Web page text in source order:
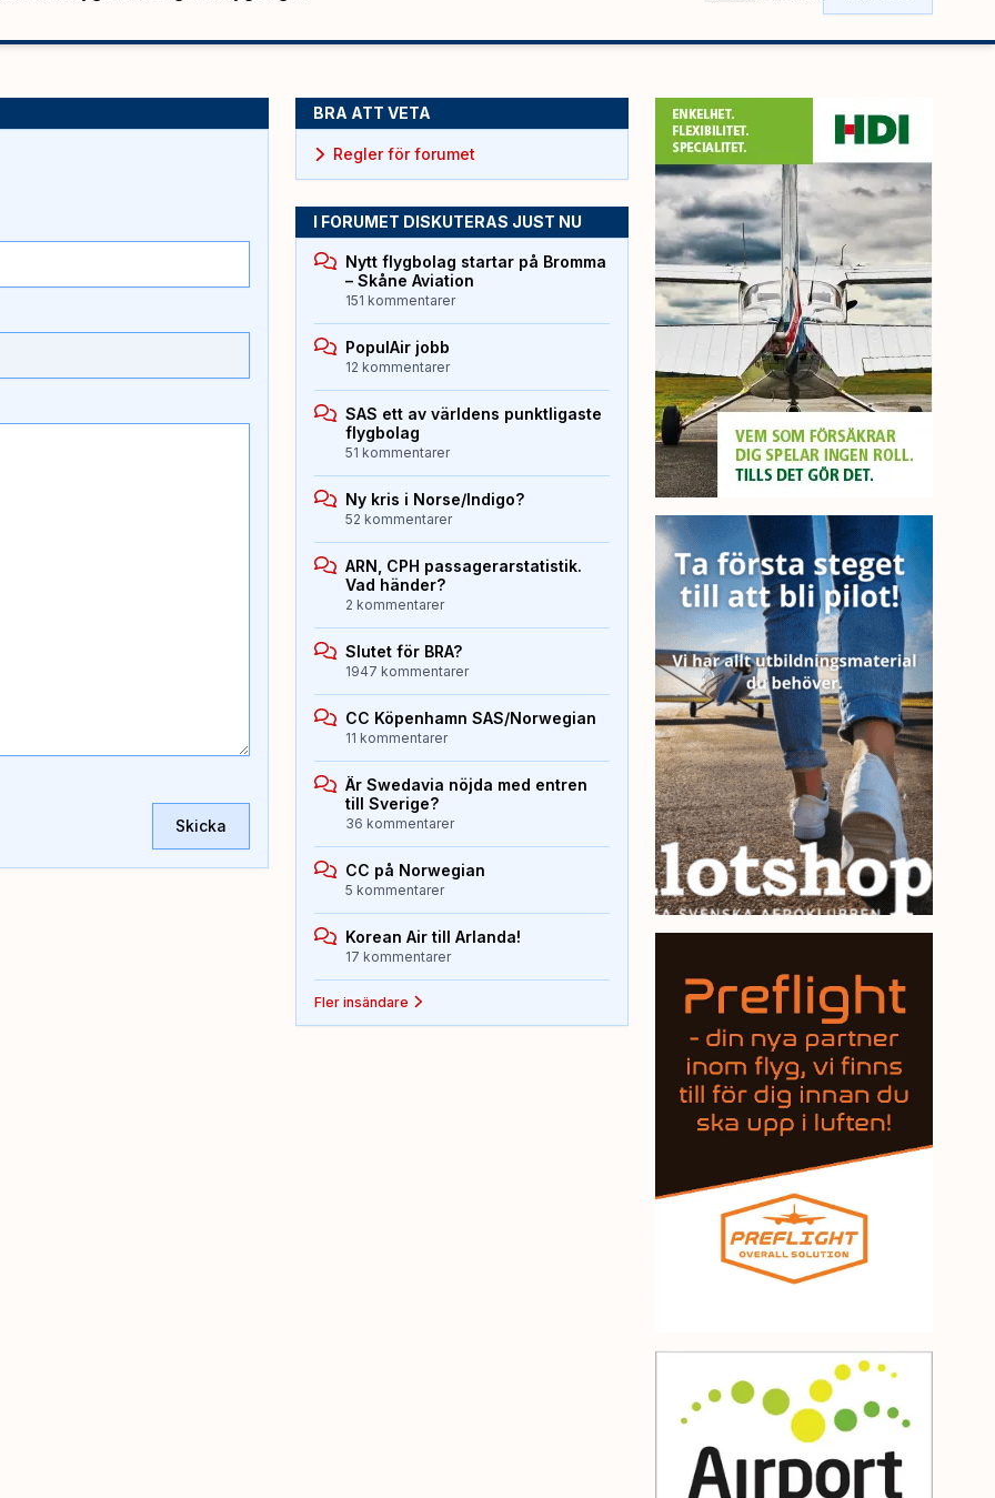
Skicka
BRA ATT VETA
Regler för forumet
I FORUMET DISKUTERAS JUST NU
Nytt flygbolag startar på Bromma
– Skåne Aviation
151 kommentarer
PopulAir jobb
12 kommentarer
SAS ett av världens punktligaste
flygbolag
51 kommentarer
Ny kris i Norse/Indigo?
52 kommentarer
ARN, CPH passagerarstatistik.
Vad händer?
2 kommentarer
Slutet för BRA?
1947 kommentarer
CC Köpenhamn SAS/Norwegian
11 kommentarer
Är Swedavia nöjda med entren
till Sverige?
36 kommentarer
CC på Norwegian
5 kommentarer
Korean Air till Arlanda!
17 kommentarer
Fler insändare